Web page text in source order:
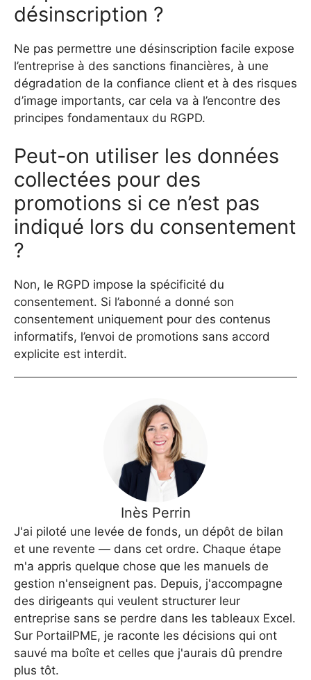
désinscription ?
Ne pas permettre une désinscription facile expose
l’entreprise à des sanctions financières, à une
dégradation de la confiance client et à des risques
d’image importants, car cela va à l’encontre des
principes fondamentaux du RGPD.
Peut-on utiliser les données
collectées pour des
promotions si ce n’est pas
indiqué lors du consentement
?
Non, le RGPD impose la spécificité du
consentement. Si l’abonné a donné son
consentement uniquement pour des contenus
informatifs, l’envoi de promotions sans accord
explicite est interdit.
Inès Perrin
J'ai piloté une levée de fonds, un dépôt de bilan
et une revente — dans cet ordre. Chaque étape
m'a appris quelque chose que les manuels de
gestion n'enseignent pas. Depuis, j'accompagne
des dirigeants qui veulent structurer leur
entreprise sans se perdre dans les tableaux Excel.
Sur PortailPME, je raconte les décisions qui ont
sauvé ma boîte et celles que j'aurais dû prendre
plus tôt.